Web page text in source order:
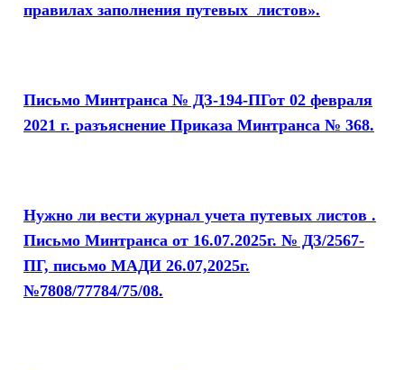
правилах заполнения путевых листов».
Письмо Минтранса № ДЗ-194-ПГот 02 февраля
2021 г. разъяснение Приказа Минтранса № 368.
Нужно ли вести журнал учета путевых листов .
Письмо Минтранса от 16.07.2025г. № ДЗ/2567-
ПГ, письмо МАДИ 26.07,2025г.
№7808/77784/75/08.